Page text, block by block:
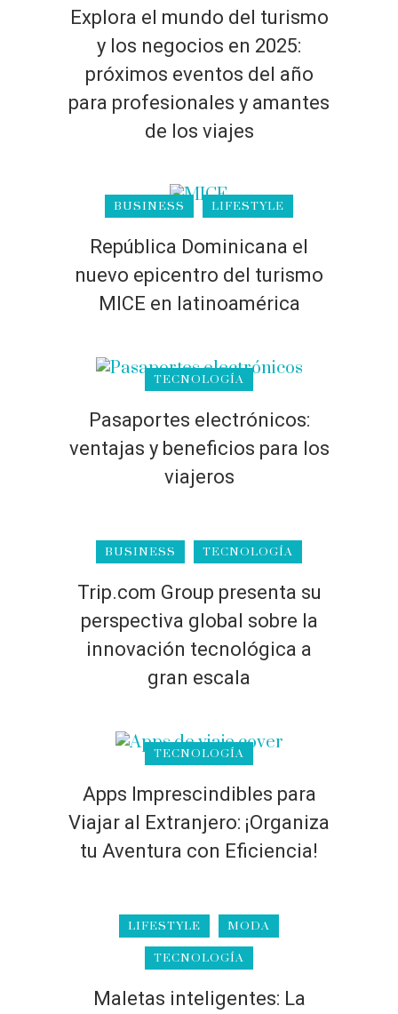
Explora el mundo del turismo
y los negocios en 2025:
próximos eventos del año
para profesionales y amantes
de los viajes
BUSINESS LIFESTYLE
República Dominicana el
nuevo epicentro del turismo
MICE en latinoamérica
TECNOLOGÍA
Pasaportes electrónicos:
ventajas y beneficios para los
viajeros
BUSINESS TECNOLOGÍA
Trip.com Group presenta su
perspectiva global sobre la
innovación tecnológica a
gran escala
TECNOLOGÍA
Apps Imprescindibles para
Viajar al Extranjero: ¡Organiza
tu Aventura con Eficiencia!
LIFESTYLE MODA
TECNOLOGÍA
Maletas inteligentes: La